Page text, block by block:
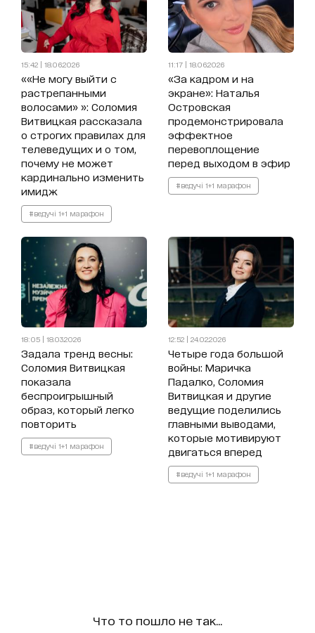
15:42 | 18.06.2026
««Не могу выйти с
растрепанными
волосами» »: Соломия
Витвицкая рассказала
о строгих правилах для
телеведущих и о том,
почему не может
кардинально изменить
имидж
#ведучі 1+1 марафон
11:17 | 18.06.2026
«За кадром и на
экране»: Наталья
Островская
продемонстрировала
эффектное
перевоплощение
перед выходом в эфир
#ведучі 1+1 марафон
18:05 | 18.03.2026
Задала тренд весны:
Соломия Витвицкая
показала
беспроигрышный
образ, который легко
повторить
#ведучі 1+1 марафон
12:52 | 24.02.2026
Четыре года большой
войны: Маричка
Падалко, Соломия
Витвицкая и другие
ведущие поделились
главными выводами,
которые мотивируют
двигаться вперед
#ведучі 1+1 марафон
Что то пошло не так...